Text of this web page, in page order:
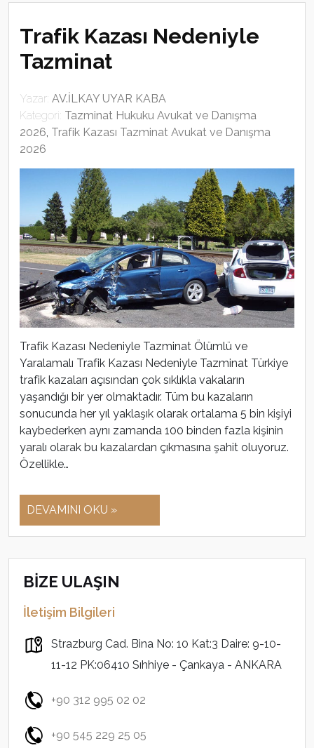
Trafik Kazası Nedeniyle
Tazminat
Yazar: AV.İLKAY UYAR KABA
Kategori: Tazminat Hukuku Avukat ve Danışma
2026, Trafik Kazası Tazminat Avukat ve Danışma
2026
Trafik Kazası Nedeniyle Tazminat Ölümlü ve
Yaralamalı Trafik Kazası Nedeniyle Tazminat Türkiye
trafik kazaları açısından çok sıklıkla vakaların
yaşandığı bir yer olmaktadır. Tüm bu kazaların
sonucunda her yıl yaklaşık olarak ortalama 5 bin kişiyi
kaybederken aynı zamanda 100 binden fazla kişinin
yaralı olarak bu kazalardan çıkmasına şahit oluyoruz.
Özellikle…
DEVAMINI OKU »
BİZE ULAŞIN
İletişim Bilgileri
Strazburg Cad. Bina No: 10 Kat:3 Daire: 9-10-
11-12 PK:06410 Sıhhiye - Çankaya - ANKARA
+90 312 995 02 02
+90 545 229 25 05